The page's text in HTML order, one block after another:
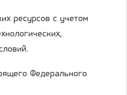
ресурсов с учетом
Федерального